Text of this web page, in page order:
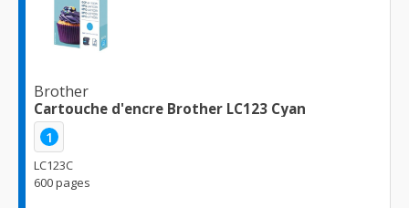
Brother
Cartouche d'encre Brother LC123 Cyan
1
LC123C
600 pages